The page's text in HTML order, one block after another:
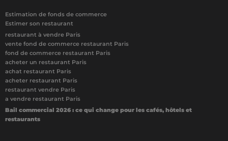
Estimation de fonds de commerce
Estimer son restaurant
restaurant à vendre Paris
vente fond de commerce restaurant Paris
fond de commerce restaurant Paris
acheter un restaurant Paris
achat restaurant Paris
acheter restaurant Paris
restaurant vendre Paris
a vendre restaurant Paris
Bail commercial 2026 : ce qui change pour les cafés, hôtels et
restaurants